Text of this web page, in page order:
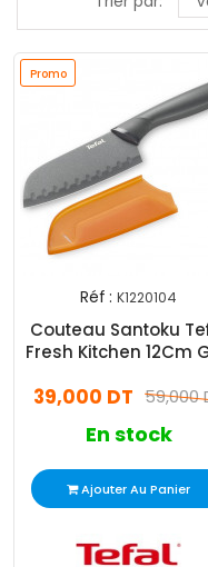
Promo
Réf : K1220104
Couteau Santoku
Fresh Kitchen 12Cm
59,000
39,000 DT
En stock
Ajouter Au Panier